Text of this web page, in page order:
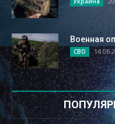
Военная
СВО